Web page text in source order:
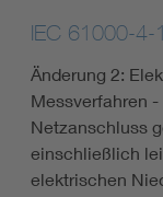
IEC 61000-
Änderung 2:
Messverfahren
Netzanschluss
einschließlich
elektrischen